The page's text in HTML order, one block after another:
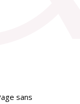
sans